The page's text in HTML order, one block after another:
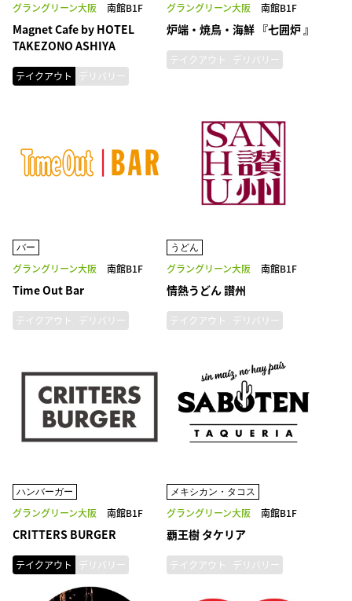
グラングリーン大阪 南館B1F
Magnet Cafe by HOTEL
TAKEZONO ASHIYA
テイクアウト デリバリー
グラングリーン大阪 南館B1F
炉端・焼鳥・海鮮 『七囲炉 』
テイクアウト デリバリー
バー
グラングリーン大阪 南館B1F
Time Out Bar
テイクアウト デリバリー
うどん
グラングリーン大阪 南館B1F
情熱うどん 讃州
テイクアウト デリバリー
ハンバーガー
グラングリーン大阪 南館B1F
CRITTERS BURGER
テイクアウト デリバリー
メキシカン・タコス
グラングリーン大阪 南館B1F
覇王樹 タケリア
テイクアウト デリバリー